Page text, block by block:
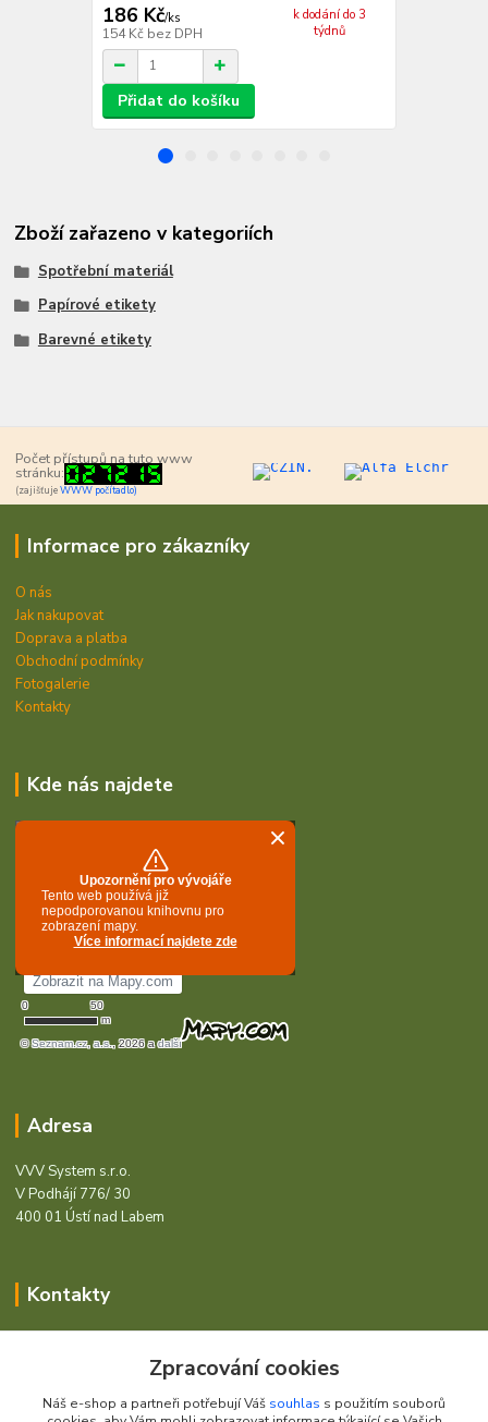
186 Kč/ks
154 Kč bez DPH
k dodání do 3
týdnů
Přidat do košíku
Zboží zařazeno v kategoriích
Spotřební materiál
Papírové etikety
Barevné etikety
Počet přístupů na tuto www
stránku:
(zajišťujeWWW počítadlo)
Informace pro zákazníky
O nás
Jak nakupovat
Doprava a platba
Obchodní podmínky
Fotogalerie
Kontakty
Kde nás najdete
Adresa
VVV System s.r.o.
V Podhájí 776/ 30
400 01 Ústí nad Labem
Kontakty
+420 472744350
Zpracování cookies
Náš e-shop a partneři potřebují Váš souhlas s použitím souborů